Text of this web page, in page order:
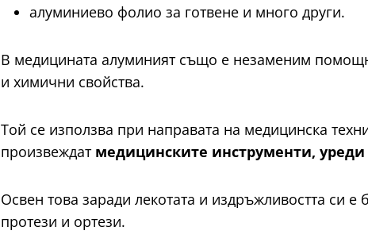
алуминиево фолио за готвене и много други.
В медицината алуминият също е незаменим
и химични свойства.
Той се използва при направата на медицинска
произвеждат медицинските инструменти, уреди
Освен това заради лекотата и издръжливостта си
протези и ортези.